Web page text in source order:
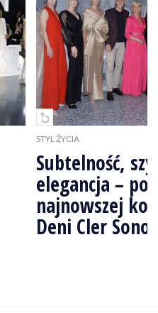
STYL ŻYCIA
Subtelność,
elegancja –
najnowszej
Deni Cler Sono